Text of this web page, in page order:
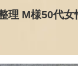
理 M様50代女